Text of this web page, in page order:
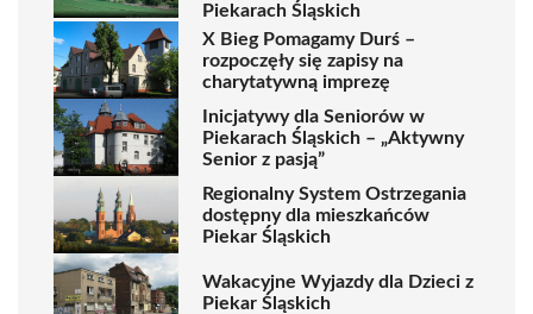
Piekarach Śląskich
X Bieg Pomagamy Durś –
rozpoczęły się zapisy na
charytatywną imprezę
Inicjatywy dla Seniorów w
Piekarach Śląskich – „Aktywny
Senior z pasją”
Regionalny System Ostrzegania
dostępny dla mieszkańców
Piekar Śląskich
Wakacyjne Wyjazdy dla Dzieci z
Piekar Śląskich